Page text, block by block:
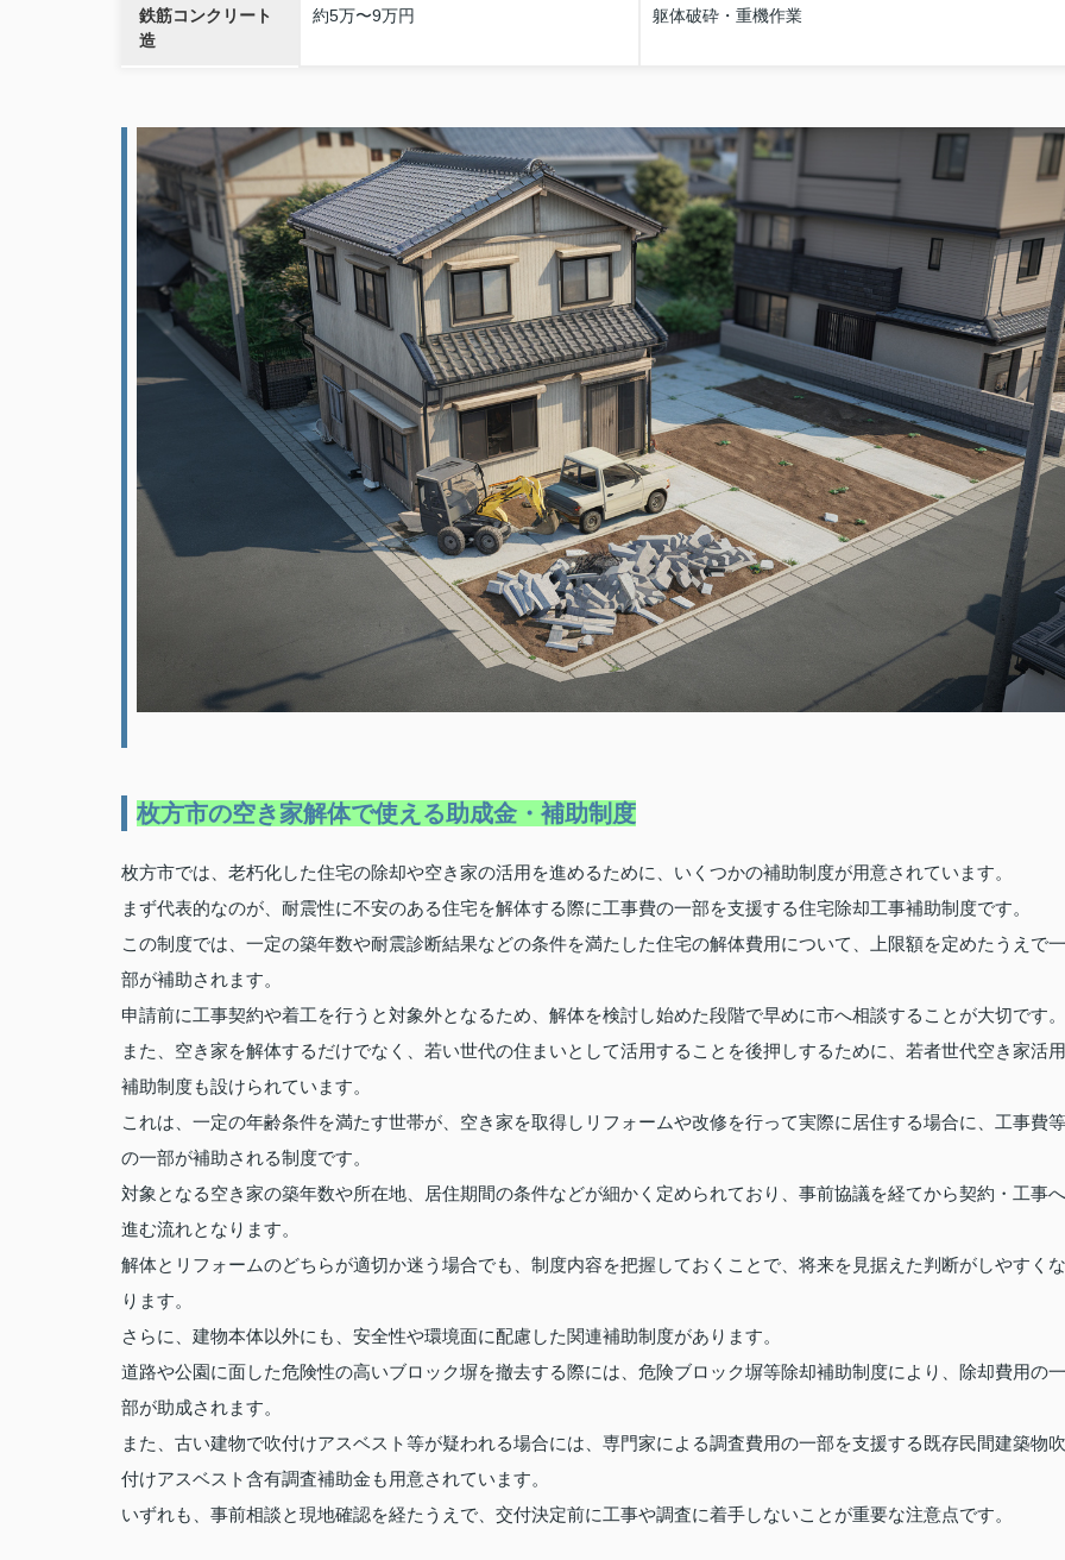
鉄筋コンクリート
造
約5万〜9万円 躯体破砕・重機作業
枚方市の空き家解体で使える助成金・補助制度
枚方市では、老朽化した住宅の除却や空き家の活用を進めるために、いくつかの補助制度が用意されています。
まず代表的なのが、耐震性に不安のある住宅を解体する際に工事費の一部を支援する住宅除却工事補助制度です。
この制度では、一定の築年数や耐震診断結果などの条件を満たした住宅の解体費用について、上限額を定めたうえで一
部が補助されます。
申請前に工事契約や着工を行うと対象外となるため、解体を検討し始めた段階で早めに市へ相談することが大切です。
また、空き家を解体するだけでなく、若い世代の住まいとして活用することを後押しするために、若者世代空き家活用
補助制度も設けられています。
これは、一定の年齢条件を満たす世帯が、空き家を取得しリフォームや改修を行って実際に居住する場合に、工事費等
の一部が補助される制度です。
対象となる空き家の築年数や所在地、居住期間の条件などが細かく定められており、事前協議を経てから契約・工事へ
進む流れとなります。
解体とリフォームのどちらが適切か迷う場合でも、制度内容を把握しておくことで、将来を見据えた判断がしやすくな
ります。
さらに、建物本体以外にも、安全性や環境面に配慮した関連補助制度があります。
道路や公園に面した危険性の高いブロック塀を撤去する際には、危険ブロック塀等除却補助制度により、除却費用の一
部が助成されます。
また、古い建物で吹付けアスベスト等が疑われる場合には、専門家による調査費用の一部を支援する既存民間建築物吹
付けアスベスト含有調査補助金も用意されています。
いずれも、事前相談と現地確認を経たうえで、交付決定前に工事や調査に着手しないことが重要な注意点です。